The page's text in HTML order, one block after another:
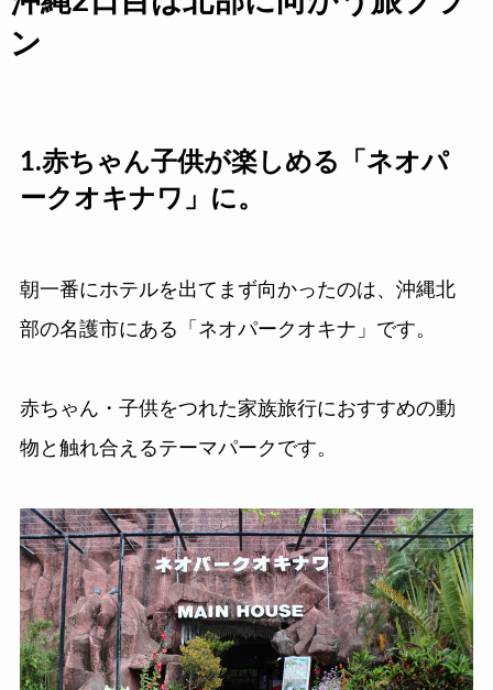
ン
1.赤ちゃん子供が楽しめる「ネオパ
ークオキナワ」に。
朝一番にホテルを出てまず向かったのは、沖縄北
部の名護市にある「ネオパークオキナ」です。
赤ちゃん・子供をつれた家族旅行におすすめの動
物と触れ合えるテーマパークです。